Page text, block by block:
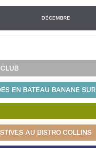
DÉCEMBRE
EN BATEAU BANANE
AU BISTRO COLLINS